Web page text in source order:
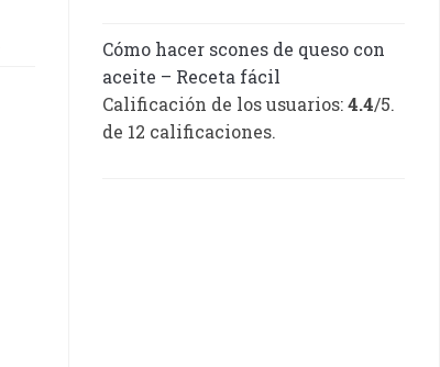
Cómo hacer scones de queso con
aceite – Receta fácil
Calificación de los usuarios:4.4/5.
de 12 calificaciones.